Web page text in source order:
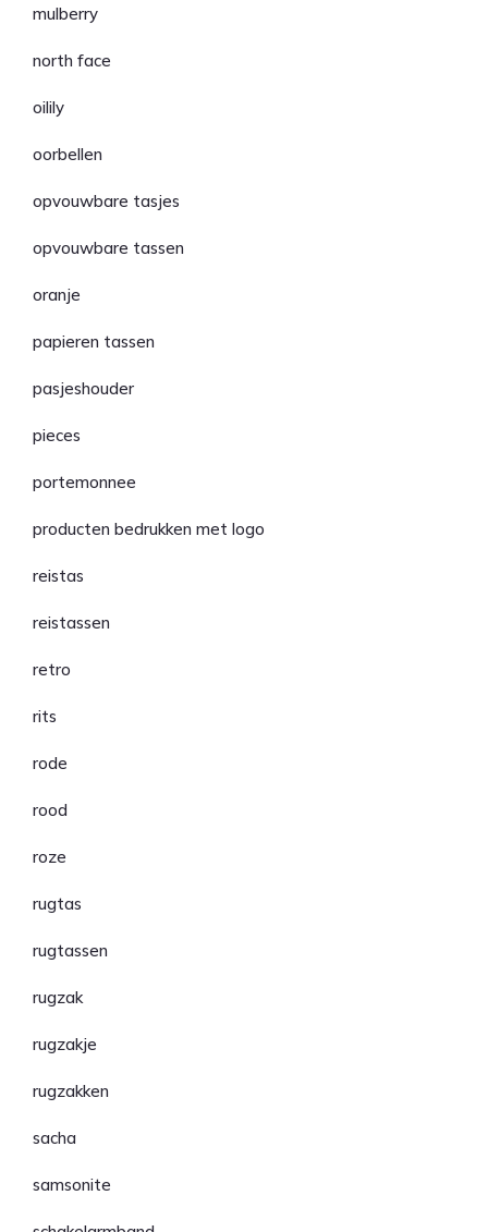
mulberry
north face
oilily
oorbellen
opvouwbare tasjes
opvouwbare tassen
oranje
papieren tassen
pasjeshouder
pieces
portemonnee
producten bedrukken met logo
reistas
reistassen
retro
rits
rode
rood
roze
rugtas
rugtassen
rugzak
rugzakje
rugzakken
sacha
samsonite